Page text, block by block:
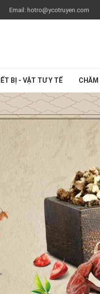
Email: hotro@ycotruyen.com
BỊ - VẬT TƯ Y TẾ CHĂM